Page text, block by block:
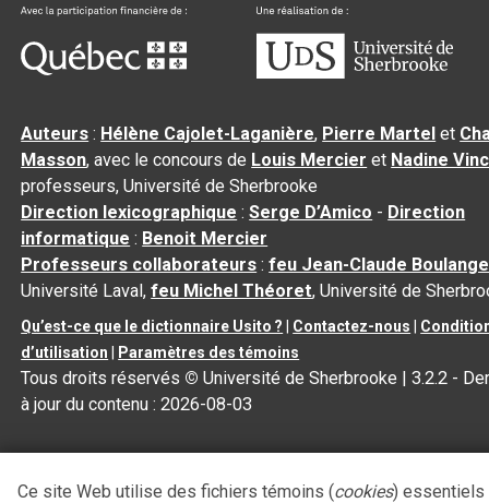
Auteurs : Hélène Cajolet-Laganière, Pierre Martel et
Masson, avec le concours de Louis Mercier et Nadine
professeurs, Université de Sherbrooke
Direction lexicographique :Serge D’Amico - Direction
informatique : Benoit Mercier
Professeurs collaborateurs :feu Jean-Claude
Université Laval,feu Michel Théoret, Université de
Qu’est-ce que le dictionnaire Usito ? | Contactez-nous |
d’utilisation | Paramètres des témoins
Tous droits réservés © Université de Sherbrooke |3.2.2 -
à jour du contenu :2026-08-03
Ce site Web utilise des fichiers témoins (cookies) essentiels